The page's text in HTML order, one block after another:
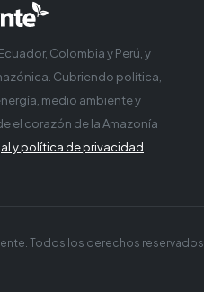
Colombia y Perú, y
Cubriendo política,
medio ambiente y
el corazón de la Amazonía
y política de privacidad
Todos los derechos reservados.